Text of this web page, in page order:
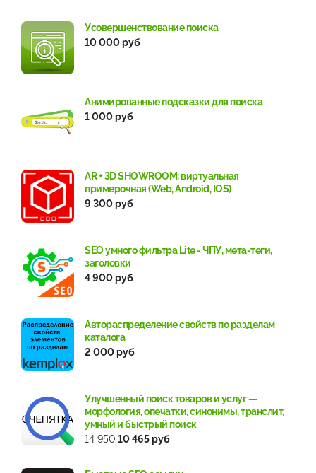
Усовершенствование поиска
10 000 руб
Анимированные подсказки для поиска
1 000 руб
AR + 3D SHOWROOM: виртуальная
примерочная (Web, Android, IOS)
9 300 руб
SEO умного фильтра Lite - ЧПУ, мета-теги,
заголовки
4 900 руб
Автораспределение свойств по разделам
каталога
2 000 руб
Улучшенный поиск товаров и услуг —
морфология, опечатки, синонимы, транслит,
умный и быстрый поиск
14 95010 465 руб